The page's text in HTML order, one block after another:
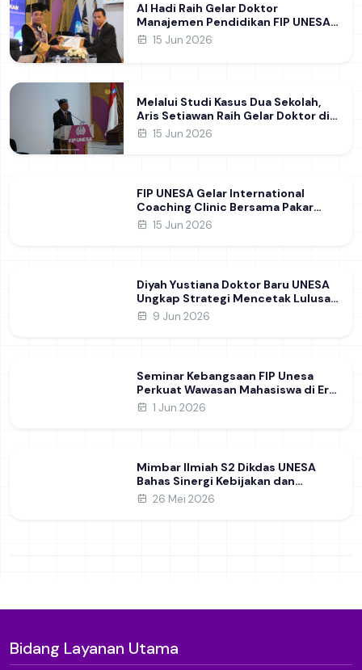
Al Hadi Raih Gelar Doktor
Manajemen Pendidikan FIP UNESA
melalui Riset Pembentukan
15 Jun 2026
Melalui Studi Kasus Dua Sekolah,
Aris Setiawan Raih Gelar Doktor di
FIP UNESA Usai Kupas Manajemen
15 Jun 2026
FIP UNESA Gelar International
Coaching Clinic Bersama Pakar
Khon Kaen University Thailand,
Ilmiah Internasional dukung SDG 4
15 Jun 2026
Diyah Yustiana Doktor Baru UNESA
Ungkap Strategi Mencetak Lulusan
SMK yang Siap Hadapi Dunia Kerja
9 Jun 2026
Seminar Kebangsaan FIP Unesa
Perkuat Wawasan Mahasiswa di Era
Geopolitik Global&nbsp;
1 Jun 2026
Mimbar Ilmiah S2 Dikdas UNESA
Bahas Sinergi Kebijakan dan
Pendidikan
26 Mei 2026
Bidang Layanan Utama